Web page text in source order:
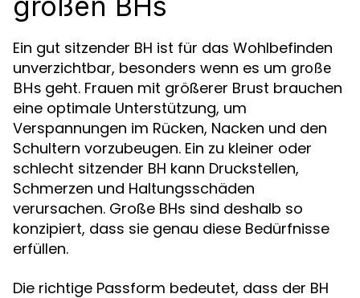
Ein gut sitzender BH ist für das Wohlbefinden
unverzichtbar, besonders wenn es um große
BHs geht. Frauen mit größerer Brust brauchen
eine optimale Unterstützung, um
Verspannungen im Rücken, Nacken und den
Schultern vorzubeugen. Ein zu kleiner oder
schlecht sitzender BH kann Druckstellen,
Schmerzen und Haltungsschäden
verursachen. Große BHs sind deshalb so
konzipiert, dass sie genau diese Bedürfnisse
erfüllen.
Die richtige Passform bedeutet, dass der BH